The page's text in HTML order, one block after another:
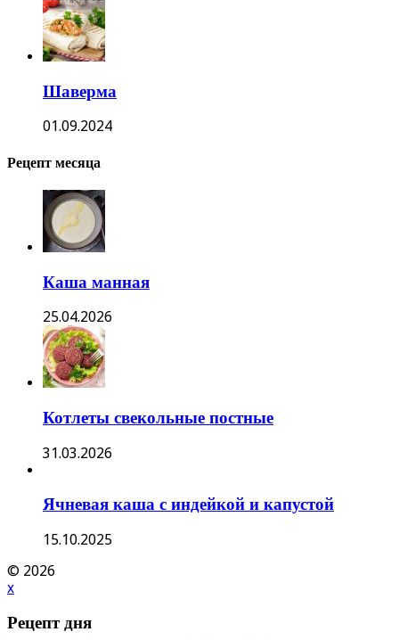
Шаверма
01.09.2024
Рецепт месяца
Каша манная
25.04.2026
Котлеты свекольные постные
31.03.2026
Ячневая каша с индейкой и капустой
15.10.2025
© 2026
x
Рецепт дня